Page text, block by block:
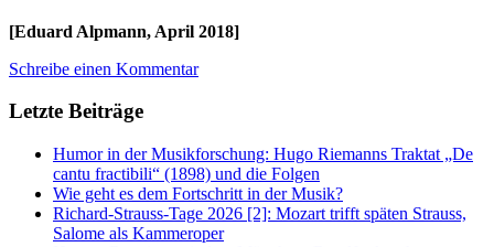
[Eduard Alpmann, April 2018]
Schreibe einen Kommentar
Letzte Beiträge
Humor in der Musikforschung: Hugo Riemanns Traktat „De
cantu fractibili“ (1898) und die Folgen
Wie geht es dem Fortschritt in der Musik?
Richard-Strauss-Tage 2026 [2]: Mozart trifft späten Strauss,
Salome als Kammeroper